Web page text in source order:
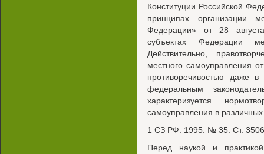
Конституции Российской
принципах организации
Федерации» от 28
субъектах Федерации
Действительно,
местного самоуправления
противоречивостью даже в
федеральным
характеризуется
самоуправления в
1 СЗ РФ. 1995. № 35. Ст.
Перед наукой и